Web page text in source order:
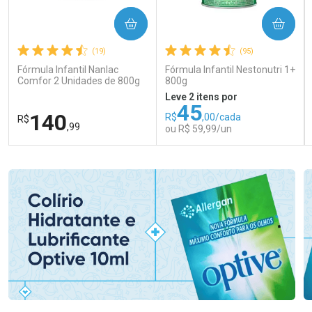
(19)
Fórmula Infantil Nanlac
Comfor 2 Unidades de 800g
R$140,99
COMPRAR
(95)
Fórmula Infantil Nestonutri 1+
800g
Leve 2 itens por
R$45,00/cada
ou R$ 59,99/un
COMPRAR
Laboratório
Por Menos